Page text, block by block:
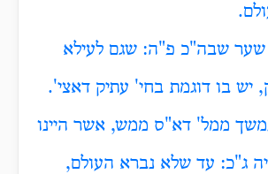
שער שבה"כ פ"ה: שגם לעילא
יש בו דוגמת בחי' עתיק דאצי'.
ממל' דא"ס ממש, אשר היינו
ג"כ: עד שלא נברא העולם,